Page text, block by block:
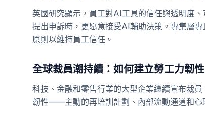
英國研究顯示，員工對AI工具的信任與透明度
提出申訴時，更愿意接受AI輔助決策。專集層
原則以維持員工信任。
全球裁員潮持續：如何建立勞工力韌性
科技、金融和零售行業的大型企業繼續宣布裁
韌性——主動的再培訓計劃、內部流動通道和心